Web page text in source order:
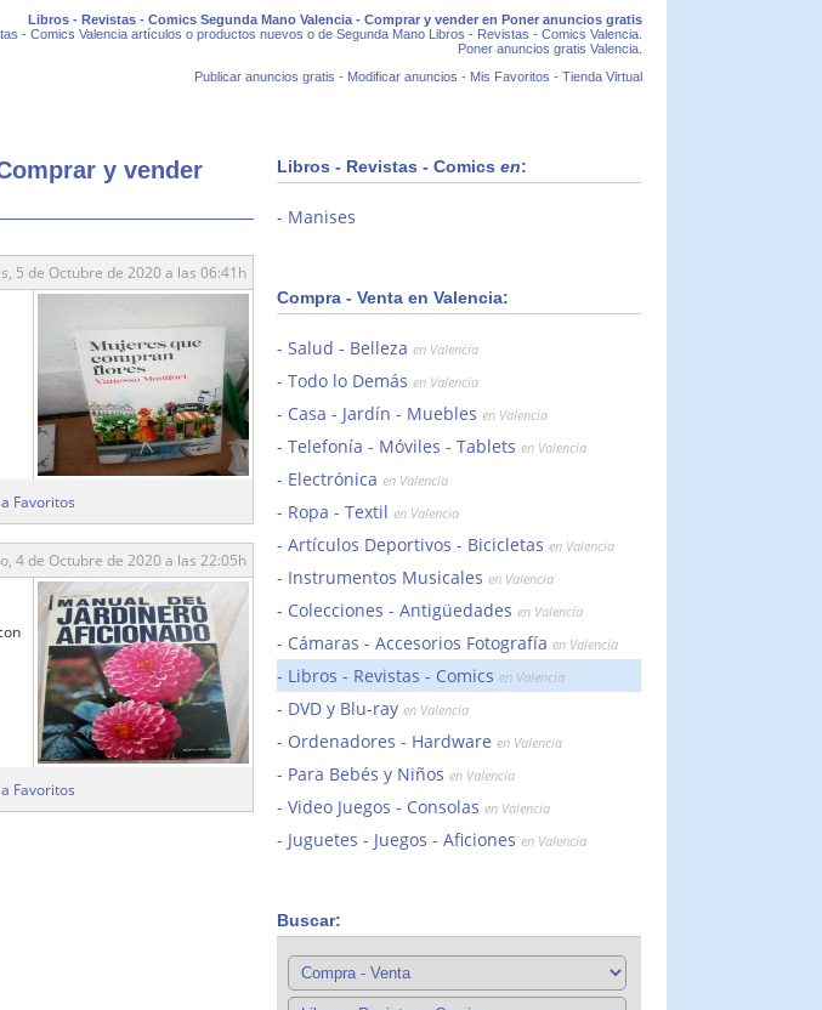
Libros - Revistas - Comics Segunda Mano Valencia - Comprar y vender en Poner anuncios gratis
- Comics Valencia artículos o productos nuevos o de Segunda Mano Libros - Revistas - Comics Valencia.
Poner anuncios gratis Valencia.
Publicar anuncios gratis - Modificar anuncios - Mis Favoritos - Tienda Virtual
y vender
5 de Octubre de 2020 a las 06:41h
Favoritos
4 de Octubre de 2020 a las 22:05h
Favoritos
Libros - Revistas - Comics en:
Manises
Compra - Venta en Valencia:
Salud - Belleza en Valencia
Todo lo Demás en Valencia
Casa - Jardín - Muebles en Valencia
Telefonía - Móviles - Tablets en Valencia
Electrónica en Valencia
Ropa - Textil en Valencia
Artículos Deportivos - Bicicletas en Valencia
Instrumentos Musicales en Valencia
Colecciones - Antigüedades en Valencia
Cámaras - Accesorios Fotografía en Valencia
Libros - Revistas - Comics en Valencia
DVD y Blu-ray en Valencia
Ordenadores - Hardware en Valencia
Para Bebés y Niños en Valencia
Video Juegos - Consolas en Valencia
Juguetes - Juegos - Aficiones en Valencia
Buscar: